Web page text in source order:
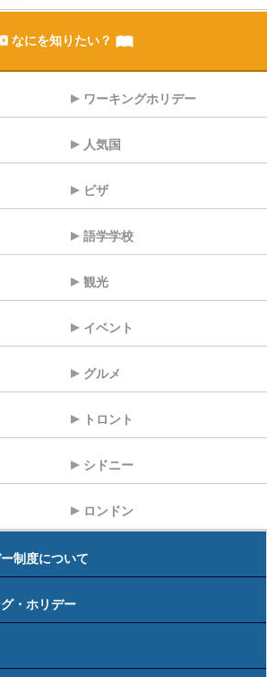
なにを知りたい？
ワーキングホリデー
人気国
ビザ
語学学校
観光
イベント
グルメ
トロント
シドニー
ロンドン
制度について
・ホリデー